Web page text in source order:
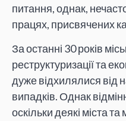
питання, однак,
працях, присвячених
За останні 30 років
реструктуризації та
дуже відхилялися від
випадків. Однак
оскільки деякі міста та